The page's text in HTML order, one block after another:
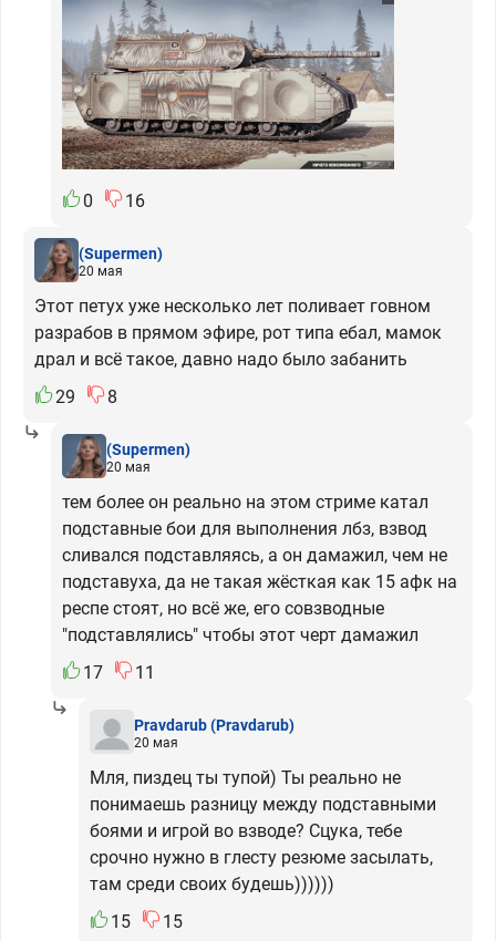
0 16
(Supermen)
20 мая
Этот петух уже несколько лет поливает говном
разрабов в прямом эфире, рот типа ебал, мамок
драл и всё такое, давно надо было забанить
29
8
(Supermen)
20 мая
тем более он реально на этом стриме катал
подставные бои для выполнения лбз, взвод
сливался подставляясь, а он дамажил, чем не
подставуха, да не такая жёсткая как 15 афк на
респе стоят, но всё же, его совзводные
"подставлялись" чтобы этот черт дамажил
17
11
Pravdarub(Pravdarub)
20 мая
Мля, пиздец ты тупой) Ты реально не
понимаешь разницу между подставными
боями и игрой во взводе? Сцука, тебе
срочно нужно в глесту резюме засылать,
там среди своих будешь))))))
15
15